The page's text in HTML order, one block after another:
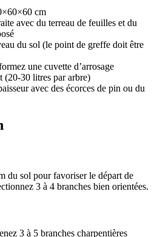
cm
avec du terreau de feuilles et du
du sol (le point de greffe doit être
une cuvette d’arrosage
(20-30 litres par arbre)
avec des écorces de pin ou du
du sol pour favoriser le départ de
3 à 4 branches bien orientées.
3 à 5 branches charpentières